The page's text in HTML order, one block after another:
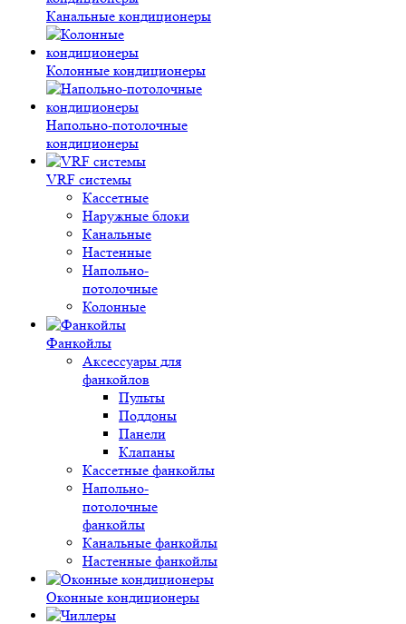
Канальные кондиционеры
Колонные кондиционеры
Напольно-потолочные
кондиционеры
VRF системы
Кассетные
Наружные блоки
Канальные
Настенные
Напольно-
потолочные
Колонные
Фанкойлы
Аксессуары для
фанкойлов
Пульты
Поддоны
Панели
Клапаны
Кассетные фанкойлы
Напольно-
потолочные
фанкойлы
Канальные фанкойлы
Настенные фанкойлы
Оконные кондиционеры